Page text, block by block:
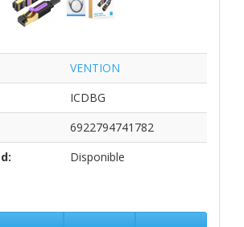
VENTION
ICDBG
6922794741782
Disponible